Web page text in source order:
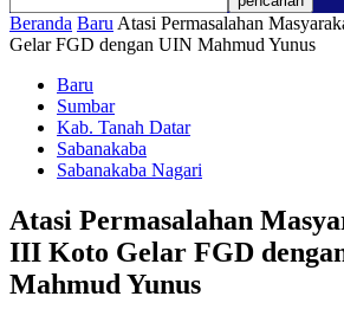
Beranda Baru Atasi Permasalahan
Gelar FGD dengan UIN Mahmud Yunus
Baru
Sumbar
Kab. Tanah Datar
Sabanakaba
Sabanakaba Nagari
Atasi Permasalahan
III Koto Gelar FGD
Mahmud Yunus